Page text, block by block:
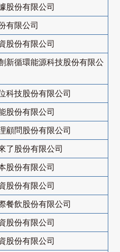
股份有限公司
有限公司
股份有限公司
新循環能源科技股份有限公
科技股份有限公司
股份有限公司
顧問股份有限公司
了股份有限公司
股份有限公司
股份有限公司
餐飲股份有限公司
股份有限公司
股份有限公司